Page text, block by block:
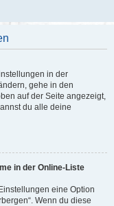
in der
gehe in den
auf der Seite angezeigt,
du alle deine
in der Online-Liste
eine Option
Wenn du diese